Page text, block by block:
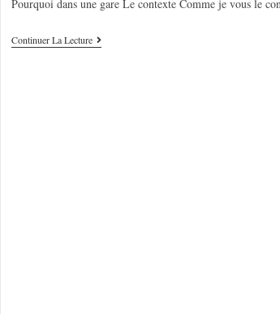
Pourquoi dans une gare Le contexte Comme je vous le
Continuer La Lecture